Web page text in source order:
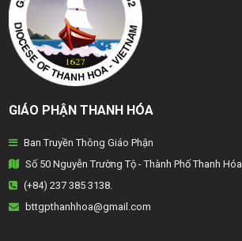
TỔNG GIÁO PHẬN HUẾ
GIÁO PHẬN HƯNG HOÁ
GIÁO PHẬN KON TUM
GIÁO PHẬN LẠNG SƠN
GIÁO PHẬN LONG XUYÊN
GIÁO PHẬN PHAN THIẾT
GIÁO PHẬN THANH HÓA
Ban Truyền Thông Giáo Phận
Số 50 Nguyễn Trường Tộ - Thành Phố Thanh
(+84) 237 385 3138.
bttgpthanhhoa@gmail.com